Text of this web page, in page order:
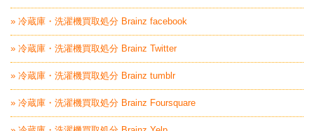
» 冷蔵庫・洗濯機買取処分 Brainz facebook
» 冷蔵庫・洗濯機買取処分 Brainz Twitter
» 冷蔵庫・洗濯機買取処分 Brainz tumblr
» 冷蔵庫・洗濯機買取処分 Brainz Foursquare